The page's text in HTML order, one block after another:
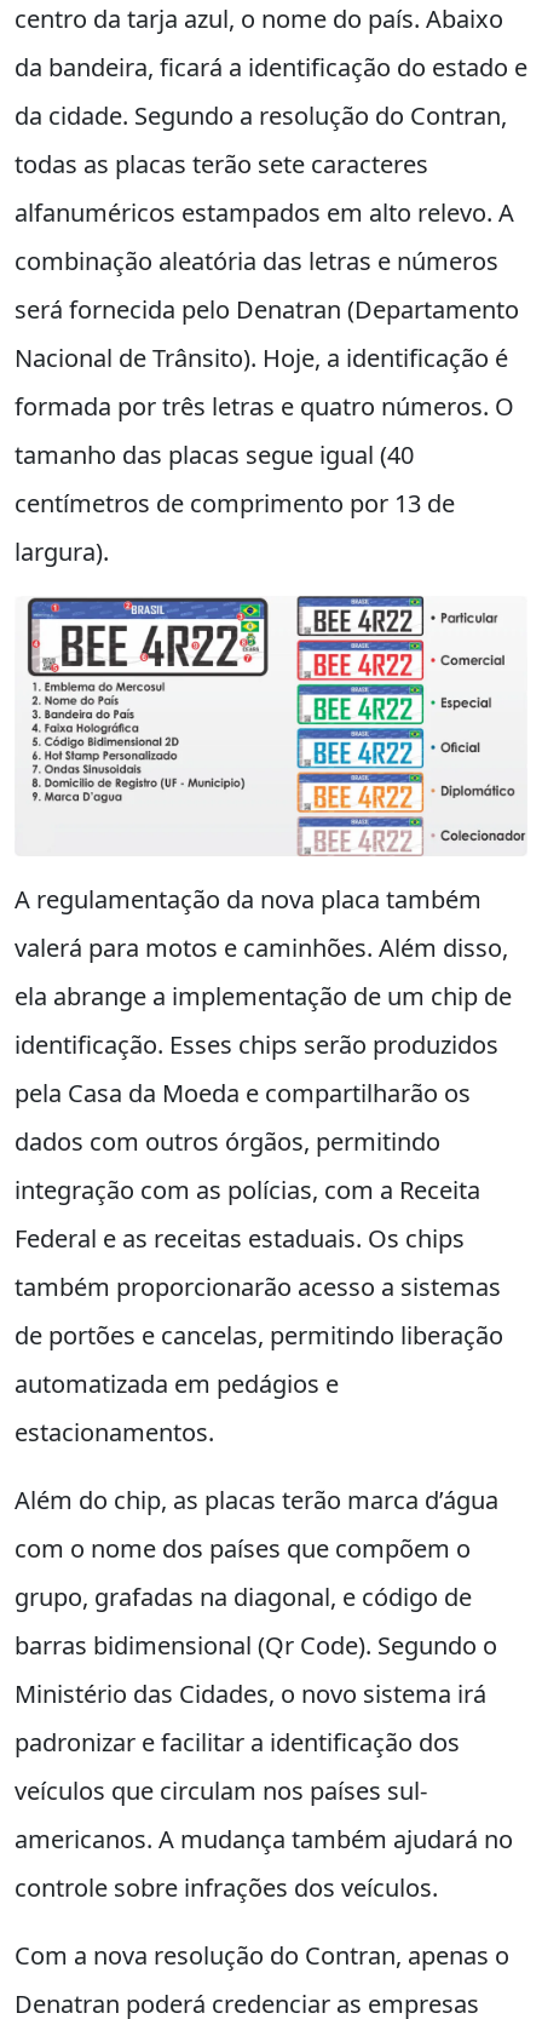
centro da tarja azul, o nome do país. Abaixo
da bandeira, ficará a identificação do estado e
da cidade. Segundo a resolução do Contran,
todas as placas terão sete caracteres
alfanuméricos estampados em alto relevo. A
combinação aleatória das letras e números
será fornecida pelo Denatran (Departamento
Nacional de Trânsito). Hoje, a identificação é
formada por três letras e quatro números. O
tamanho das placas segue igual (40
centímetros de comprimento por 13 de
largura).
A regulamentação da nova placa também
valerá para motos e caminhões. Além disso,
ela abrange a implementação de um chip de
identificação. Esses chips serão produzidos
pela Casa da Moeda e compartilharão os
dados com outros órgãos, permitindo
integração com as polícias, com a Receita
Federal e as receitas estaduais. Os chips
também proporcionarão acesso a sistemas
de portões e cancelas, permitindo liberação
automatizada em pedágios e
estacionamentos.
Além do chip, as placas terão marca d’água
com o nome dos países que compõem o
grupo, grafadas na diagonal, e código de
barras bidimensional (Qr Code). Segundo o
Ministério das Cidades, o novo sistema irá
padronizar e facilitar a identificação dos
veículos que circulam nos países sul-
americanos. A mudança também ajudará no
controle sobre infrações dos veículos.
Com a nova resolução do Contran, apenas o
Denatran poderá credenciar as empresas